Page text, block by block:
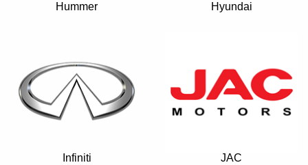
Hummer Hyundai
Infiniti JAC